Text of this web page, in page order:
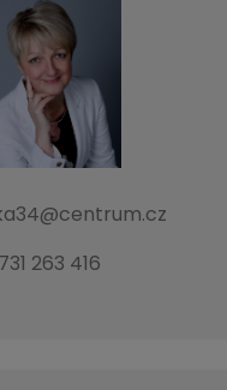
731 263 416